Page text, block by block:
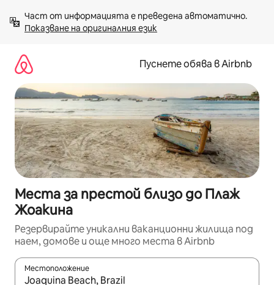
към
съдържанието
Показване на оригиналния език
Пуснете обява в Airbnb
Места за престой близо до Плаж
Жоакина
Резервирайте уникални ваканционни жилища под
наем, домове и още много места в Airbnb
Местоположение
Когато резултатите се покажат, използвайте